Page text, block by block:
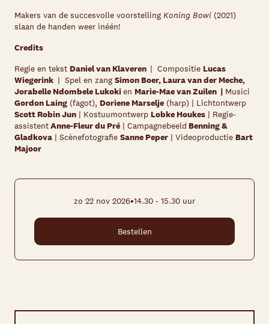
Makers van de succesvolle voorstelling Koning Bowi (2021)
slaan de handen weer inéén!
Credits
Regie en tekst Daniel van Klaveren | Compositie Lucas
Wiegerink | Spel en zang Simon Boer, Laura van der Meche,
Jorabelle Ndombele Lukokien Marie-Mae van Zuilen | Musici
Gordon Laing (fagot), Doriene Marselje (harp) | Lichtontwerp
Scott Robin Jun | Kostuumontwerp Lobke Houkes | Regie-
assistentAnne-Fleur du Pré | Campagnebeeld Benning &
Gladkova | Scènefotografie Sanne Peper | Videoproductie Bart
Majoor
zo 22 nov 2026•14.30 - 15.30 uur
Bestellen